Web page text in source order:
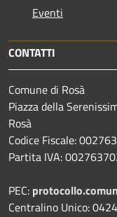
Eventi
CONTATTI
Comune di Rosà
Piazza della
Rosà
Codice Fiscale:
Partita IVA:
PEC:
Centralino Unico: